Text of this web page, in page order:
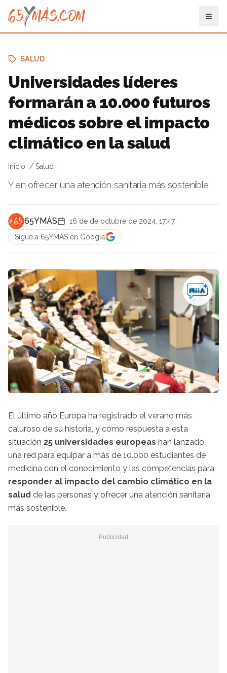
SALUD
Universidades líderes
formarán a 10.000 futuros
médicos sobre el impacto
climático en la salud
Inicio Salud
Y en ofrecer una atención sanitaria más sostenible
65YMÁS
16 de de octubre de 2024, 17:47
Sigue a 65YMÁS en Google
El último año Europa ha registrado el verano más
caluroso de su historia, y como respuesta a esta
situación 25 universidades europeas han lanzado
una red para equipar a más de 10.000 estudiantes de
medicina con el conocimiento y las competencias para
responder al impacto del cambio climático en la
salud de las personas y ofrecer una atención sanitaria
más sostenible.